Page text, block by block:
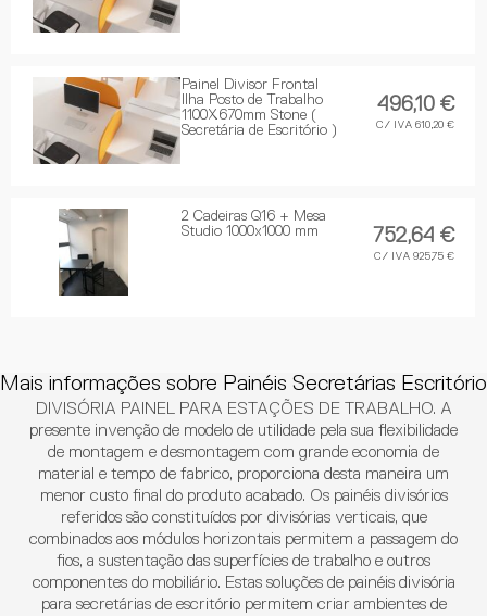
Painel Divisor Frontal
Ilha Posto de Trabalho
1100X670mm Stone (
Secretária de Escritório )
496,10 €
C/ IVA 610,20 €
2 Cadeiras Q16 + Mesa
Studio 1000x1000 mm
752,64 €
C/ IVA 925,75 €
Mais informações sobre Painéis Secretárias Escritório
DIVISÓRIA PAINEL PARA ESTAÇÕES DE TRABALHO. A
presente invenção de modelo de utilidade pela sua flexibilidade
de montagem e desmontagem com grande economia de
material e tempo de fabrico, proporciona desta maneira um
menor custo final do produto acabado. Os painéis divisórios
referidos são constituídos por divisórias verticais, que
combinados aos módulos horizontais permitem a passagem do
fios, a sustentação das superfícies de trabalho e outros
componentes do mobiliário. Estas soluções de painéis divisória
para secretárias de escritório permitem criar ambientes de